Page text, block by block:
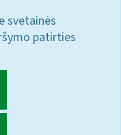
svetainės
patirties